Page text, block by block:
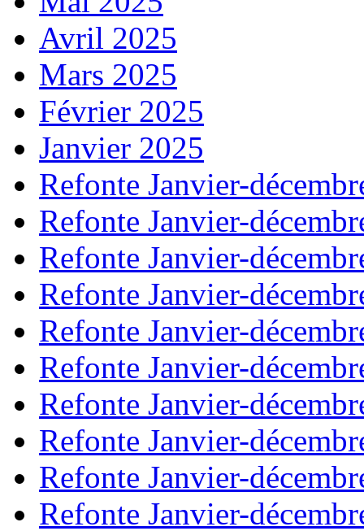
Avril 2025
Mars 2025
Février 2025
Janvier 2025
Refonte Janvier-
Refonte Janvier-
Refonte Janvier-
Refonte Janvier-
Refonte Janvier-
Refonte Janvier-
Refonte Janvier-
Refonte Janvier-
Refonte Janvier-
Refonte Janvier-